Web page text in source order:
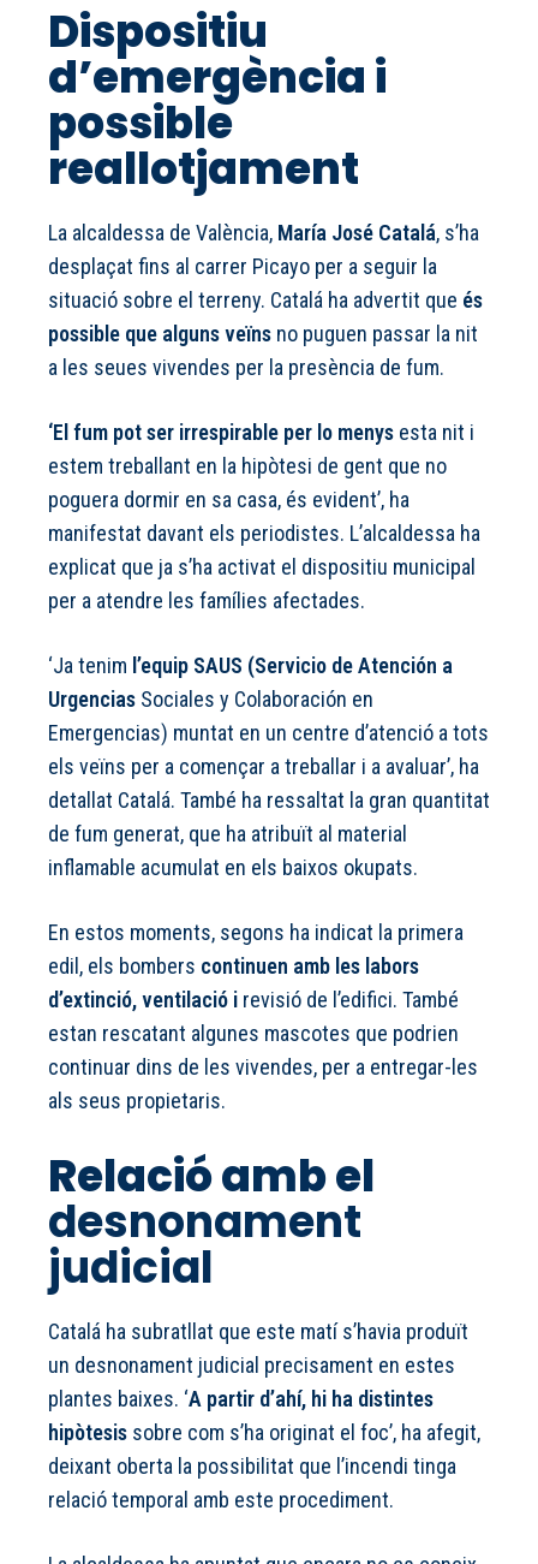
Dispositiu
d’emergència i
possible
reallotjament
La alcaldessa de València, María José Catalá, s’ha
desplaçat fins al carrer Picayo per a seguir la
situació sobre el terreny. Catalá ha advertit que és
possible que alguns veïns no puguen passar la nit
a les seues vivendes per la presència de fum.
‘El fum pot ser irrespirable per lo menys esta nit i
estem treballant en la hipòtesi de gent que no
poguera dormir en sa casa, és evident’, ha
manifestat davant els periodistes. L’alcaldessa ha
explicat que ja s’ha activat el dispositiu municipal
per a atendre les famílies afectades.
‘Ja tenim l’equip SAUS (Servicio de Atención a
Urgencias Sociales y Colaboración en
Emergencias) muntat en un centre d’atenció a tots
els veïns per a començar a treballar i a avaluar’, ha
detallat Catalá. També ha ressaltat la gran quantitat
de fum generat, que ha atribuït al material
inflamable acumulat en els baixos okupats.
En estos moments, segons ha indicat la primera
edil, els bombers continuen amb les labors
d’extinció, ventilació i revisió de l’edifici. També
estan rescatant algunes mascotes que podrien
continuar dins de les vivendes, per a entregar-les
als seus propietaris.
Relació amb el
desnonament
judicial
Catalá ha subratllat que este matí s’havia produït
un desnonament judicial precisament en estes
plantes baixes. ‘A partir d’ahí, hi ha distintes
hipòtesis sobre com s’ha originat el foc’, ha afegit,
deixant oberta la possibilitat que l’incendi tinga
relació temporal amb este procediment.